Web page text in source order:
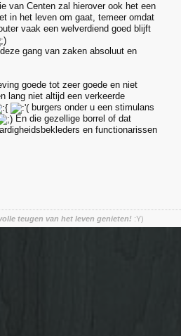
van Centen zal hierover ook het een
in het leven om gaat, temeer omdat
vaak een welverdiend goed blijft
gang van zaken absoluut en
goede tot zeer goede en niet
lang niet altijd een verkeerde
burgers onder u een stimulans
En die gezellige borrel of dat
en functionarissen
teugen van het leven genieten! :Y)